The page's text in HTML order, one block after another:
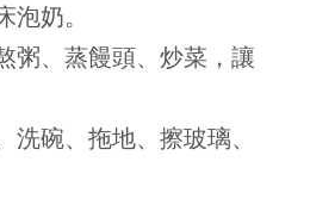
奶。
粥、蒸饅頭、炒菜，讓
碗、拖地、擦玻璃、